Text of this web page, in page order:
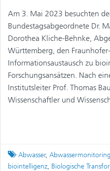
Am 3. Mai 2023 besuchten
Bundestagsabgeordnete Dr.
Dorothea Kliche-Behnke,
Württemberg, den
Informationsaustausch zu
Forschungsansätzen. Nach
Institutsleiter Prof. Thomas
Wissenschaftler und
Tagged
Abwasser, Abwassermonitoring
biointelligenz, Biologische